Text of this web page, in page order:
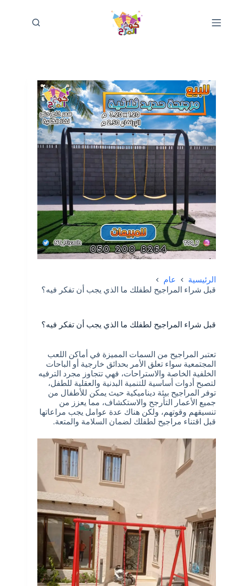
المحتوى
الرئيسية
عام
قبل شراء المراجيح لطفلك ما الذي يجب أن تفكر فيه؟
قبل شراء المراجيح لطفلك ما الذي يجب أن تفكر فيه؟
تعتبر المراجيح من السمات المميزة في أماكن اللعب
المجتمعية سواء تعلق الأمر بحدائق خارجية أو الباحات
الخلفية الخاصة والاستراحات، فهي تتجاوز مجرد الترفيه
لتصبح أدوات أساسية للتنمية البدنية والعقلية للطفل،
توفر المراجيح بيئة ديناميكية حيث يمكن للأطفال من
جميع الأعمار التأرجح والاستكشاف، مما يعزز من
تنسيقهم وقوتهم، ولكن هناك عدة عوامل يجب مراعاتها
قبل اقتناء مراجيح لطفلك لضمان السلامة والمتعة.